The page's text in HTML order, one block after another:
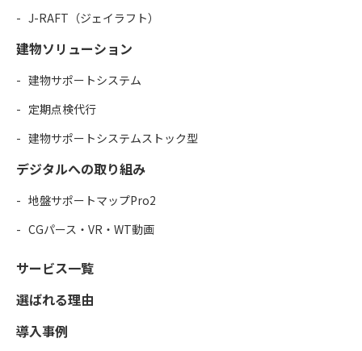
J-RAFT（ジェイラフト）
建物ソリューション
建物サポートシステム
定期点検代行
建物サポートシステムストック型
デジタルへの取り組み
地盤サポートマップPro2
CGパース・VR・WT動画
サービス一覧
選ばれる理由
導入事例